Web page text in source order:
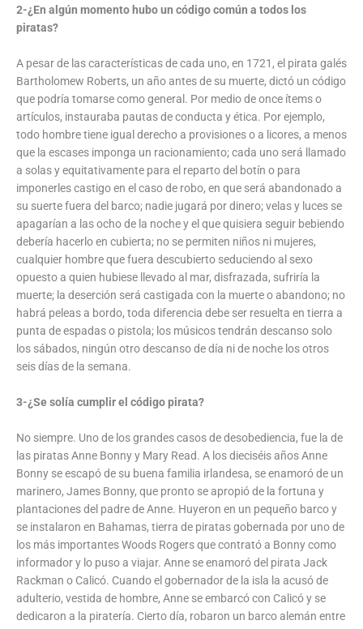
2-¿En algún momento hubo un código común a todos los
piratas?
A pesar de las características de cada uno, en 1721, el pirata galés
Bartholomew Roberts, un año antes de su muerte, dictó un código
que podría tomarse como general. Por medio de once ítems o
artículos, instauraba pautas de conducta y ética. Por ejemplo,
todo hombre tiene igual derecho a provisiones o a licores, a menos
que la escases imponga un racionamiento; cada uno será llamado
a solas y equitativamente para el reparto del botín o para
imponerles castigo en el caso de robo, en que será abandonado a
su suerte fuera del barco; nadie jugará por dinero; velas y luces se
apagarían a las ocho de la noche y el que quisiera seguir bebiendo
debería hacerlo en cubierta; no se permiten niños ni mujeres,
cualquier hombre que fuera descubierto seduciendo al sexo
opuesto a quien hubiese llevado al mar, disfrazada, sufriría la
muerte; la deserción será castigada con la muerte o abandono; no
habrá peleas a bordo, toda diferencia debe ser resuelta en tierra a
punta de espadas o pistola; los músicos tendrán descanso solo
los sábados, ningún otro descanso de día ni de noche los otros
seis días de la semana.
3-¿Se solía cumplir el código pirata?
No siempre. Uno de los grandes casos de desobediencia, fue la de
las piratas Anne Bonny y Mary Read. A los dieciséis años Anne
Bonny se escapó de su buena familia irlandesa, se enamoró de un
marinero, James Bonny, que pronto se apropió de la fortuna y
plantaciones del padre de Anne. Huyeron en un pequeño barco y
se instalaron en Bahamas, tierra de piratas gobernada por uno de
los más importantes Woods Rogers que contrató a Bonny como
informador y lo puso a viajar. Anne se enamoró del pirata Jack
Rackman o Calicó. Cuando el gobernador de la isla la acusó de
adulterio, vestida de hombre, Anne se embarcó con Calicó y se
dedicaron a la piratería. Cierto día, robaron un barco alemán entre